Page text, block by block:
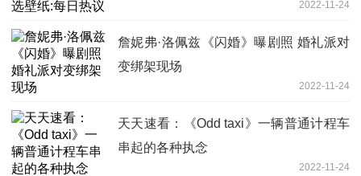
2022-11-24
詹妮弗·洛佩兹《闪婚》曝剧照 婚礼派对
变绑架现场
2022-11-24
天天速看：《Odd taxi》一辆普通计程车
串起的各种执念
2022-11-24